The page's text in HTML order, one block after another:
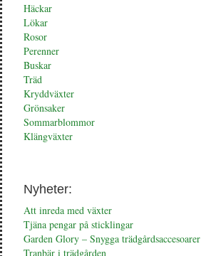
Häckar
Lökar
Rosor
Perenner
Buskar
Träd
Kryddväxter
Grönsaker
Sommarblommor
Klängväxter
Nyheter:
Att inreda med växter
Tjäna pengar på sticklingar
Garden Glory – Snygga trädgårdsaccesoarer
Tranbär i trädgården